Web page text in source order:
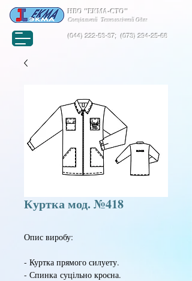
(044) 222-53-37;(073) 294-25-68
НВО "ЕКМА-СТО"
Спеціальний Технологічний Одяг
Куртка мод. №418
Опис виробу:
- Куртка прямого силуету.
- Спинка суцільно кроєна.